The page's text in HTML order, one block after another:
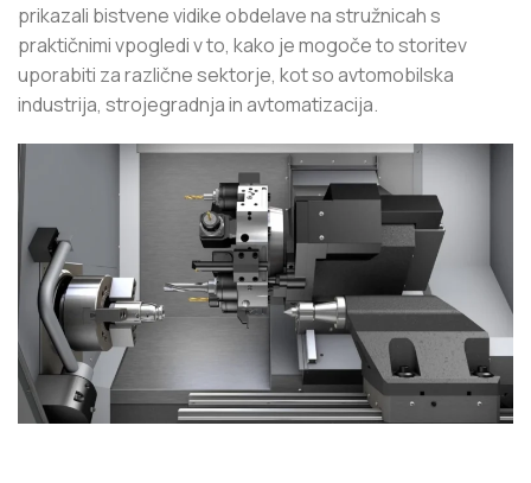
prikazali bistvene vidike obdelave na stružnicah s
praktičnimi vpogledi v to, kako je mogoče to storitev
uporabiti za različne sektorje, kot so avtomobilska
industrija, strojegradnja in avtomatizacija.